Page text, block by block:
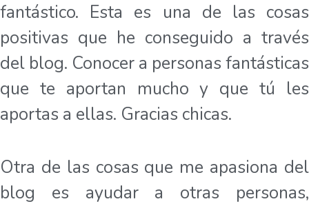
fantástico. Esta es una de las cosas
positivas que he conseguido a través
del blog. Conocer a personas fantásticas
que te aportan mucho y que tú les
aportas a ellas. Gracias chicas.
Otra de las cosas que me apasiona del
blog es ayudar a otras personas,